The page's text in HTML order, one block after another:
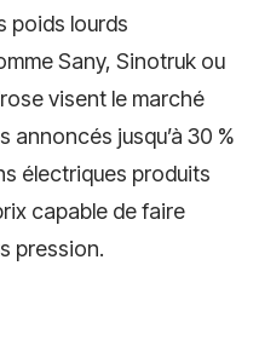
poids lourds
Sany, Sinotruk ou
visent le marché
annoncés jusqu’à 30 %
électriques produits
capable de faire
pression.